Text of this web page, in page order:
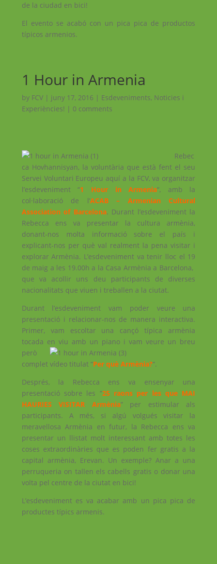
de la ciudad en bici!
El evento se acabó con un pica pica de productos
típicos armenios.
1 Hour in Armenia
by FCV| juny 17, 2016 | Esdeveniments, Noticies i
Experiències! | 0 comments
Rebec
ca Hovhannisyan, la voluntària que està fent el seu
Servei Voluntari Europeu aquí a la FCV, va organitzar
l’esdeveniment “1 Hour in Armenia“, amb la
col·laboració de l’ACAB – Armenian Cultural
Association of Barcelona. Durant l’esdeveniment la
Rebecca ens va presentar la cultura armènia,
donant-nos molta informació sobre el país i
explicant-nos per què val realment la pena visitar i
explorar Armènia. L’esdeveniment va tenir lloc el 19
de maig a les 19.00h a la Casa Armènia a Barcelona, ​​
que va acollir uns deu participants de diverses
nacionalitats que viuen i treballen a la ciutat.
Durant l’esdeveniment vam poder veure una
presentació i relacionar-nos de manera interactiva.
Primer, vam escoltar una cançó típica armènia
tocada en viu amb un piano i vam veure un breu
però
complet vídeo titulat “Per què Armènia?“.
Després, la Rebecca ens va ensenyar una
presentació sobre les “25 raons per les que MAI
HAURIES VISITAR Armènia” per estimular als
participants. A més, si algú volgués visitar la
meravellosa Armènia en futur, la Rebecca ens va
presentar un llistat molt interessant amb totes les
coses extraordinàries que es poden fer gratis a la
capital armènia, Erevan. Un exemple? Anar a una
perruqueria on tallen els cabells gratis o donar una
volta pel centre de la ciutat en bici!
L’esdeveniment es va acabar amb un pica pica de
productes típics armenis.